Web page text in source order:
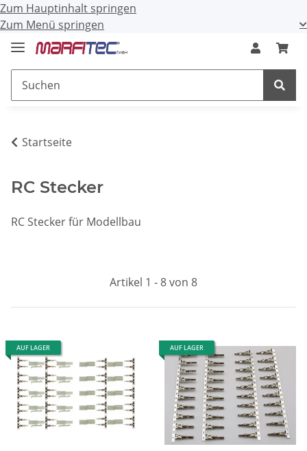
Zum Hauptinhalt springen
Zum Menü springen
Startseite
RC Stecker
RC Stecker für Modellbau
Artikel 1 - 8 von 8
AUF LAGER AUF LAGER